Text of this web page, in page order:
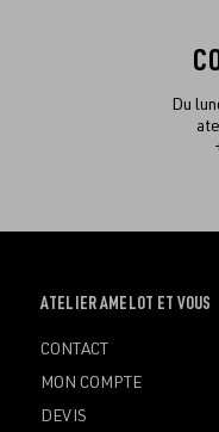
Du
OUVRIR
MENU
ATELIER AMELOT ET VOUS
CONTACT
MON COMPTE
DEVIS